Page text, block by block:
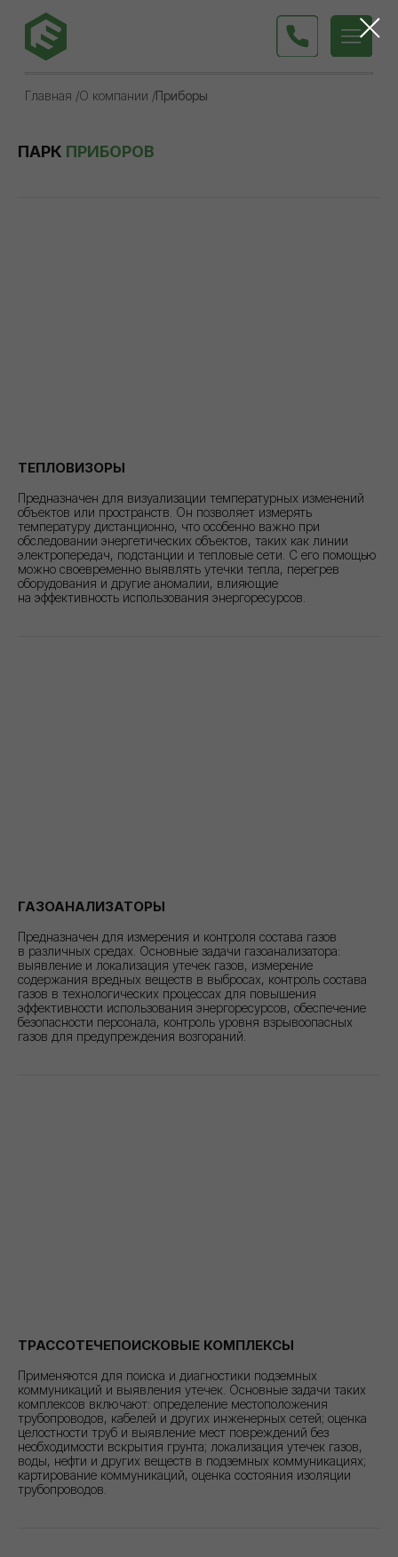
ПАРК ПРИБОРОВ
ТЕПЛОВИЗОРЫ
Предназначен для визуализации температурных изменений
объектов или пространств. Он позволяет измерять
температуру дистанционно, что особенно важно при
обследовании энергетических объектов, таких как линии
электропередач, подстанции и тепловые сети. С его помощью
можно своевременно выявлять утечки тепла, перегрев
оборудования и другие аномалии, влияющие
на эффективность использования энергоресурсов.
ГАЗОАНАЛИЗАТОРЫ
Предназначен для измерения и контроля состава газов
в различных средах. Основные задачи газоанализатора:
выявление и локализация утечек газов, измерение
содержания вредных веществ в выбросах, контроль состава
газов в технологических процессах для повышения
эффективности использования энергоресурсов, обеспечение
безопасности персонала, контроль уровня взрывоопасных
газов для предупреждения возгораний.
ТРАССОТЕЧЕПОИСКОВЫЕ КОМПЛЕКСЫ
Применяются для поиска и диагностики подземных
коммуникаций и выявления утечек. Основные задачи таких
комплексов включают: определение местоположения
трубопроводов, кабелей и других инженерных сетей; оценка
целостности труб и выявление мест повреждений без
необходимости вскрытия грунта; локализация утечек газов,
воды, нефти и других веществ в подземных коммуникациях;
картирование коммуникаций, оценка состояния изоляции
трубопроводов.